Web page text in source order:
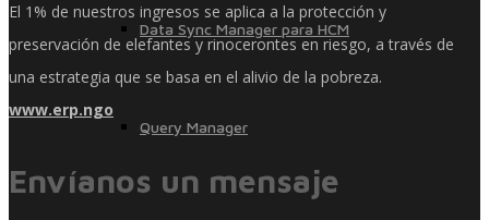
Data Sync Manager para HCM
Query Manager
El 1% de nuestros ingresos se aplica a la protección y
preservación de elefantes y rinocerontes en riesgo, a través de
una estrategia que se basa en el alivio de la pobreza.
www.erp.ngo
Envíanos un mensaje